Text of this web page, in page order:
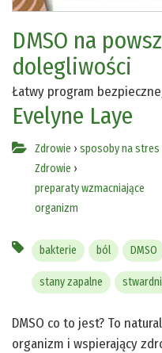
DMSO na
dolegliwości
Łatwy program
Evelyne Laye
Zdrowie › sposoby na stres
Zdrowie ›
preparaty wzmacniające
organizm
bakterie ból DMSO
stany zapalne
DMSO co to jest? To
organizm i wspierający